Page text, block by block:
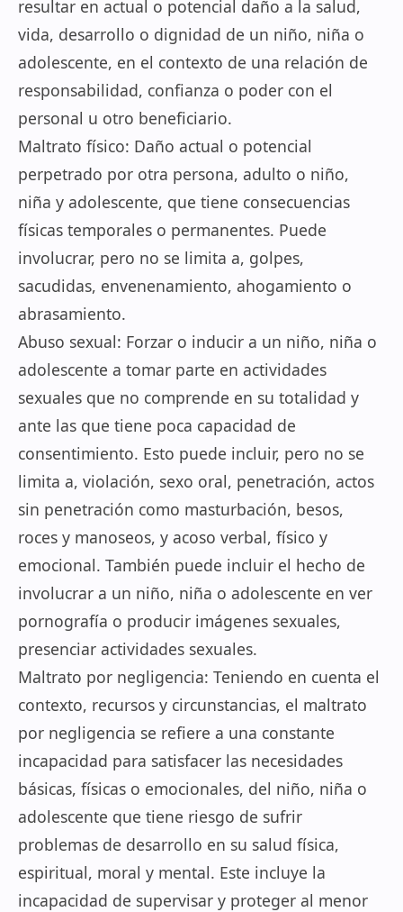
resultar en actual o potencial daño a la salud,
vida, desarrollo o dignidad de un niño, niña o
adolescente, en el contexto de una relación de
responsabilidad, confianza o poder con el
personal u otro beneficiario.
Maltrato físico: Daño actual o potencial
perpetrado por otra persona, adulto o niño,
niña y adolescente, que tiene consecuencias
físicas temporales o permanentes. Puede
involucrar, pero no se limita a, golpes,
sacudidas, envenenamiento, ahogamiento o
abrasamiento.
Abuso sexual: Forzar o inducir a un niño, niña o
adolescente a tomar parte en actividades
sexuales que no comprende en su totalidad y
ante las que tiene poca capacidad de
consentimiento. Esto puede incluir, pero no se
limita a, violación, sexo oral, penetración, actos
sin penetración como masturbación, besos,
roces y manoseos, y acoso verbal, físico y
emocional. También puede incluir el hecho de
involucrar a un niño, niña o adolescente en ver
pornografía o producir imágenes sexuales,
presenciar actividades sexuales.
Maltrato por negligencia: Teniendo en cuenta el
contexto, recursos y circunstancias, el maltrato
por negligencia se refiere a una constante
incapacidad para satisfacer las necesidades
básicas, físicas o emocionales, del niño, niña o
adolescente que tiene riesgo de sufrir
problemas de desarrollo en su salud física,
espiritual, moral y mental. Este incluye la
incapacidad de supervisar y proteger al menor